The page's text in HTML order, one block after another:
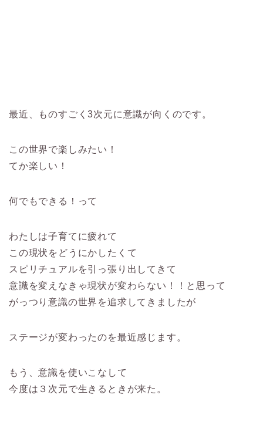
最近、ものすごく3次元に意識が向くのです。
この世界で楽しみたい！
てか楽しい！
何でもできる！って
わたしは子育てに疲れて
この現状をどうにかしたくて
スピリチュアルを引っ張り出してきて
意識を変えなきゃ現状が変わらない！！と思って
がっつり意識の世界を追求してきましたが
ステージが変わったのを最近感じます。
もう、意識を使いこなして
今度は３次元で生きるときが来た。